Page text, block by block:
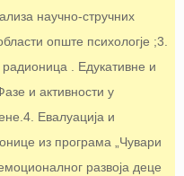
научно-стручних
опште психологје ;3.
. Едукативне и
и активности у
Евалуација и
из програма „Чувари
развоја деце